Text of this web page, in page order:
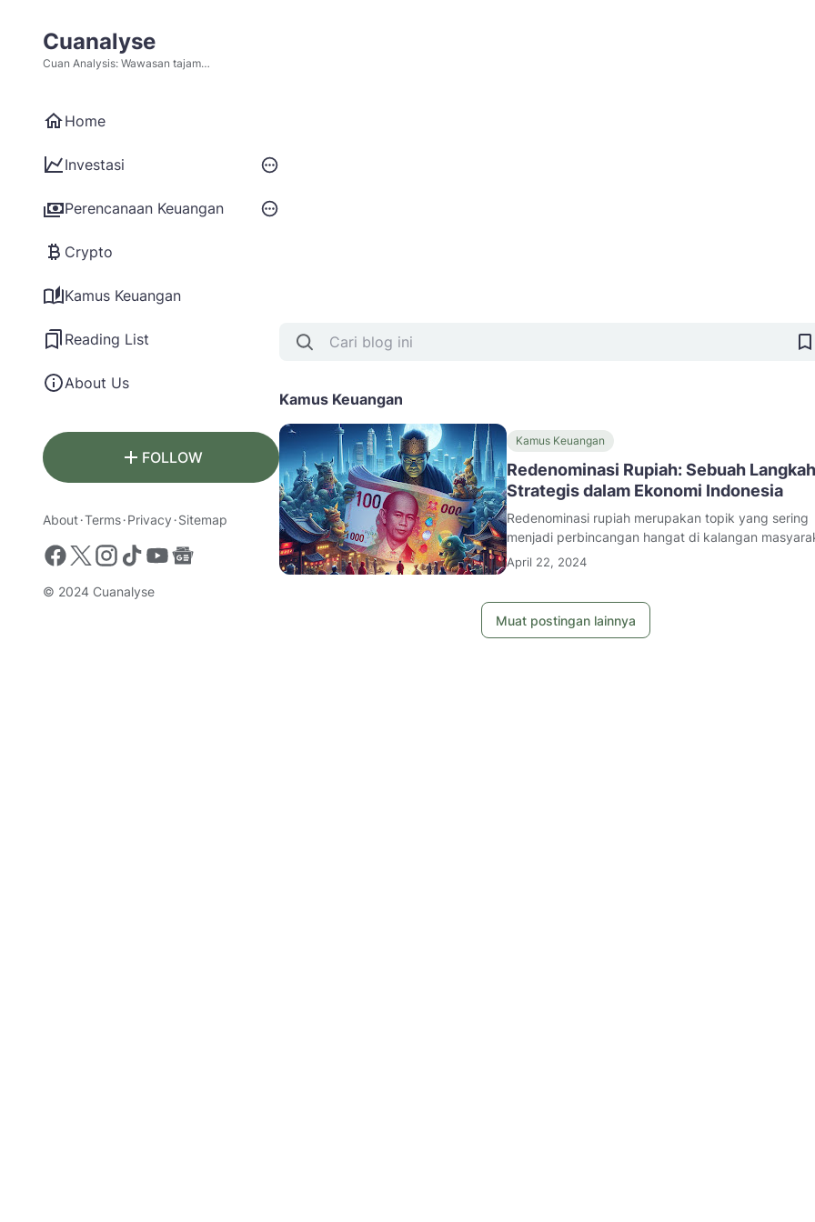
Cuanalyse
Cuan Analysis: Wawasan tajam
mengoptimalkan aset Anda!
Home
Investasi
Perencanaan Keuangan
Crypto
Kamus Keuangan
Reading List
About Us
FOLLOW
About Terms Privacy Sitemap
© 2024 Cuanalyse
Kamus Keuangan
Kamus Keuangan
Redenominasi Rupiah: Sebuah Langkah
Strategis dalam Ekonomi Indonesia
Redenominasi rupiah merupakan topik yang sering
menjadi perbincangan hangat di kalangan
Indonesia. Konsep ini, meskipun cukup sederhana, …
April 22, 2024
Muat postingan lainnya